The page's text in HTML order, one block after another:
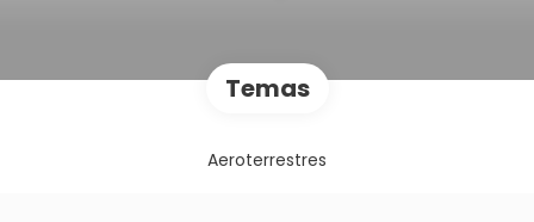
Temas
Aeroterrestres